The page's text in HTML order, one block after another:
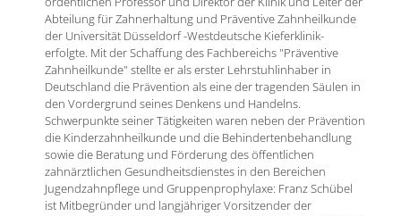
Abteilung für Zahnerhaltung und Präventive Zahnheilkunde
der Universität Düsseldorf -Westdeutsche Kieferklinik-
erfolgte. Mit der Schaffung des Fachbereichs "Präventive
Zahnheilkunde" stellte er als erster Lehrstuhlinhaber in
Deutschland die Prävention als eine der tragenden Säulen in
den Vordergrund seines Denkens und Handelns.
Schwerpunkte seiner Tätigkeiten waren neben der Prävention
die Kinderzahnheilkunde und die Behindertenbehandlung
sowie die Beratung und Förderung des öffentlichen
zahnärztlichen Gesundheitsdienstes in den Bereichen
Jugendzahnpflege und Gruppenprophylaxe: Franz Schübel
ist Mitbegründer und langjähriger Vorsitzender der